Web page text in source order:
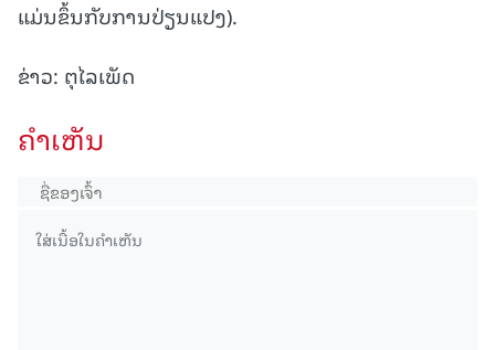
ແມ່ນຂຶ້ນກັບການປ່ຽນແປງ).
ຂ່າວ: ຕຸໄລເພັດ
ຄໍາເຫັນ